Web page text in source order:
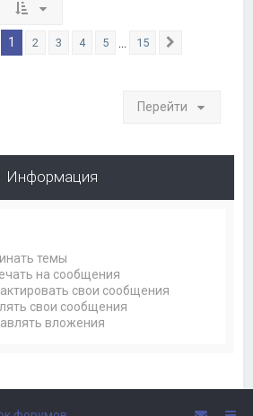
Страница из 15
1 2 3 4 5 15
Перейти
Информация
темы
на сообщения
свои сообщения
свои сообщения
вложения